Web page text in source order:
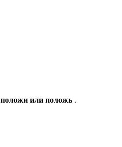
положи или положь .